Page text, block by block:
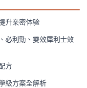
升亲密体验
必利勁、雙效犀利士效
方
級方案全解析